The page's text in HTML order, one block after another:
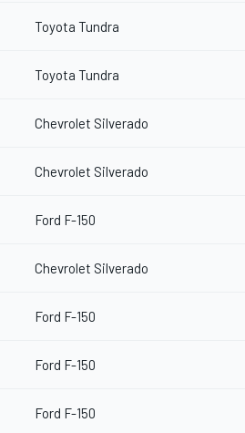
Toyota Tundra
Toyota Tundra
Chevrolet Silverado
Chevrolet Silverado
Ford F-150
Chevrolet Silverado
Ford F-150
Ford F-150
Ford F-150